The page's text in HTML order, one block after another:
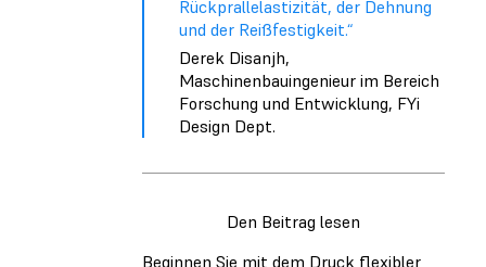
Rückprallelastizität, der Dehnung
und der Reißfestigkeit.“
Derek Disanjh,
Maschinenbauingenieur im Bereich
Forschung und Entwicklung, FYi
Design Dept.
Den Beitrag lesen
Beginnen Sie mit dem Druck flexibler